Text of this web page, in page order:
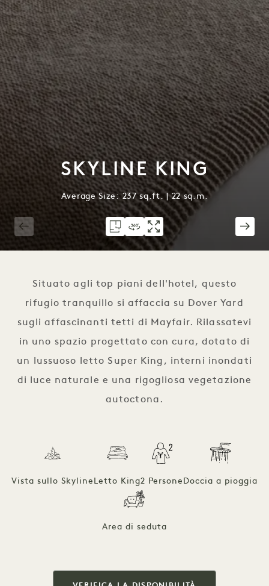
SKYLINE KING
Average Size: 237 sq.ft. | 22 sq.m.
Situato agli top piani dell'hotel, questo
rifugio tranquillo si affaccia su Dover Yard
sugli affascinanti tetti di Mayfair. Rilassatevi
in uno spazio progettato con cura, dotato di
un lussuoso letto Super King, interni inondati
di luce naturale e una rigogliosa vegetazione
autoctona.
Vista sullo Skyline Letto King2 Persone Doccia a pioggia
Area di seduta